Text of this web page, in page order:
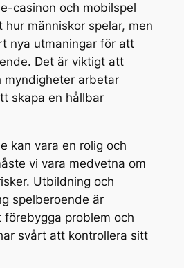
casinon och mobilspel
hur människor spelar, men
nya utmaningar för att
Det är viktigt att
myndigheter arbetar
skapa en hållbar
kan vara en rolig och
vi vara medvetna om
Utbildning och
spelberoende är
problem och
svårt att kontrollera sitt